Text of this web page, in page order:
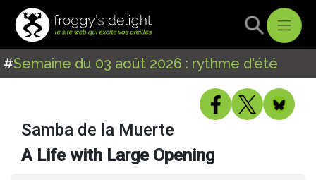
#Semaine du 03 août 2026 : rythme d'été
Samba de la Muerte
A Life with Large Opening